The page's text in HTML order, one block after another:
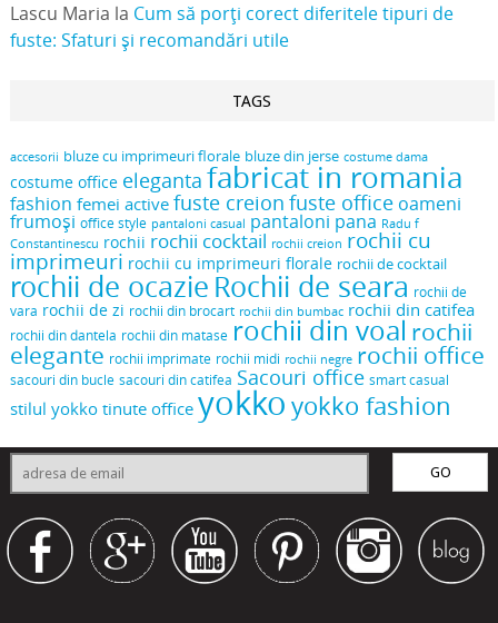
Lascu Maria la Cum să porți corect diferitele tipuri de
fuste: Sfaturi și recomandări utile
TAGS
accesorii bluze cu imprimeuri florale bluze din jerse costume dama
costume office eleganta fabricat in romania
fashion femei active fuste creion fuste office oameni
frumoși office style pantaloni casual pantaloni pana Radu f
Constantinescu rochii rochii cocktail rochii creion rochii cu
imprimeuri rochii cu imprimeuri florale rochii de cocktail
rochii de ocazie Rochii de seara rochii de
vara rochii de zi rochii din brocart rochii din bumbac rochii din catifea
rochii din dantela rochii din matase rochii din voal rochii
elegante rochii imprimate rochii midi rochii negre rochii office
sacouri din bucle sacouri din catifea Sacouri office smart casual
stilul yokko tinute office yokko yokko fashion